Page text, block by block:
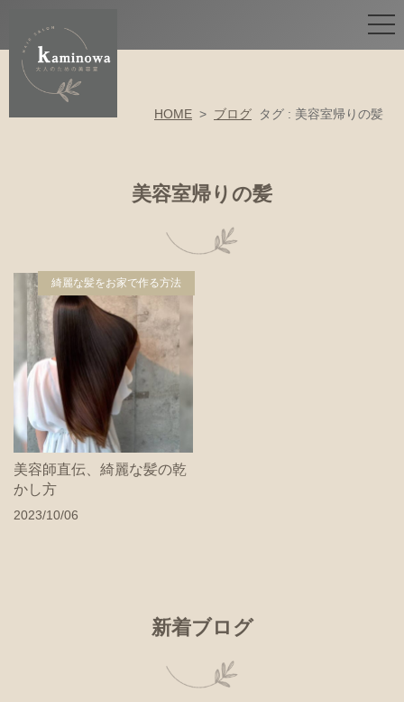
HOME > ブログ タグ : 美容室帰りの髪
美容室帰りの髪
綺麗な髪をお家で作る方法
美容師直伝、綺麗な髪の乾
かし方
2023/10/06
新着ブログ